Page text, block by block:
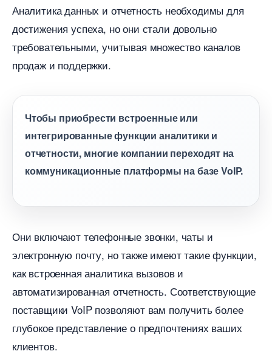
Аналитика данных и отчетность необходимы для
достижения успеха, но они стали довольно
требовательными, учитывая множество канало
продаж и поддержки.
Чтобы приобрести встроенные или
интегрированные функции аналитики и
отчетности, многие компании переходят на
коммуникационные платформы на базе VoIP.
Они включают телефонные звонки, чаты и
электронную почту, но также имеют такие функции,
как встроенная аналитика вызовов и
автоматизированная отчетность. Соответствующие
поставщики VoIP позволяют вам получить более
лубокое представление о предпочтениях ваших
клиентов.